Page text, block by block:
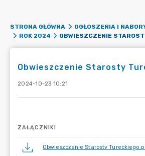
STRONA GŁÓWNA OGŁOSZENIA I
ROK 2024
OBWIESZCZENIE
Obwieszczenie Starosty
2024-10-23 10:21
ZAŁĄCZNIKI
Obwieszczenie Starosty